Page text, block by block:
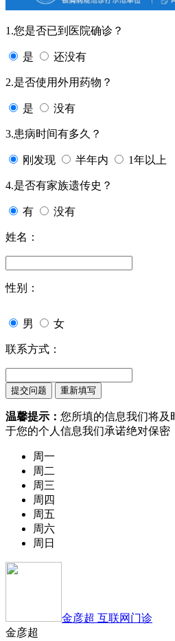
1.您是否已到医院确诊？
是 还没有
2.是否使用外用药物？
是 没有
3.患病时间有多久？
刚发现 半年内 1年以上
4.是否有家族遗传史？
有 没有
姓名：
性别：
男 女
联系方式：
温馨提示： 您所填的信息我们将及
于您的个人信息我们承诺绝对保密
周一
周二
周三
周四
周五
周六
周日
金彦超 互联网门诊
金彦超